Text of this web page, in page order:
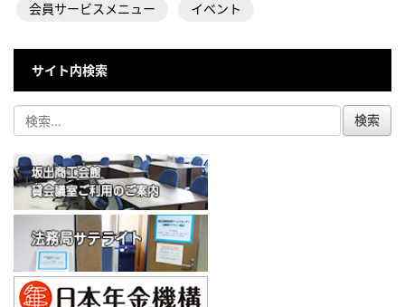
会員サービスメニュー
イベント
サイト内検索